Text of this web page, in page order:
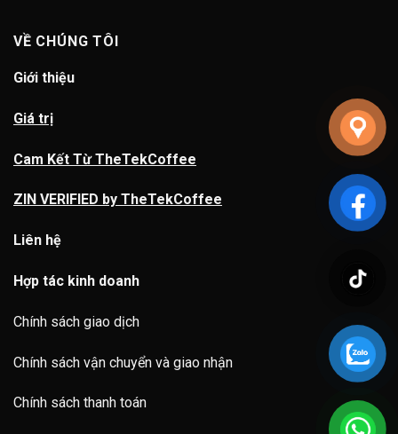
VỀ CHÚNG TÔI
Giới thiệu
Giá trị
Cam Kết Từ TheTekCoffee
ZIN VERIFIED by TheTekCoffee
Liên hệ
Hợp tác kinh doanh
Chính sách giao dịch
Chính sách vận chuyển và giao nhận
Chính sách thanh toán